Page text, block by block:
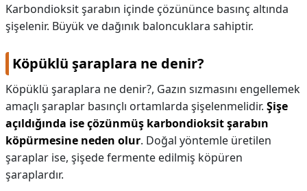
Karbondioksit şarabın içinde çözününce basınç altında
şişelenir. Büyük ve dağınık baloncuklara sahiptir.
Köpüklü şaraplara ne denir?
Köpüklü şaraplara ne denir?, Gazın sızmasını engellemek
amaçlı şaraplar basınçlı ortamlarda şişelenmelidir. Şişe
açıldığında ise çözünmüş karbondioksit şarabın
köpürmesine neden olur. Doğal yöntemle üretilen
şaraplar ise, şişede fermente edilmiş köpüren
şaraplardır.